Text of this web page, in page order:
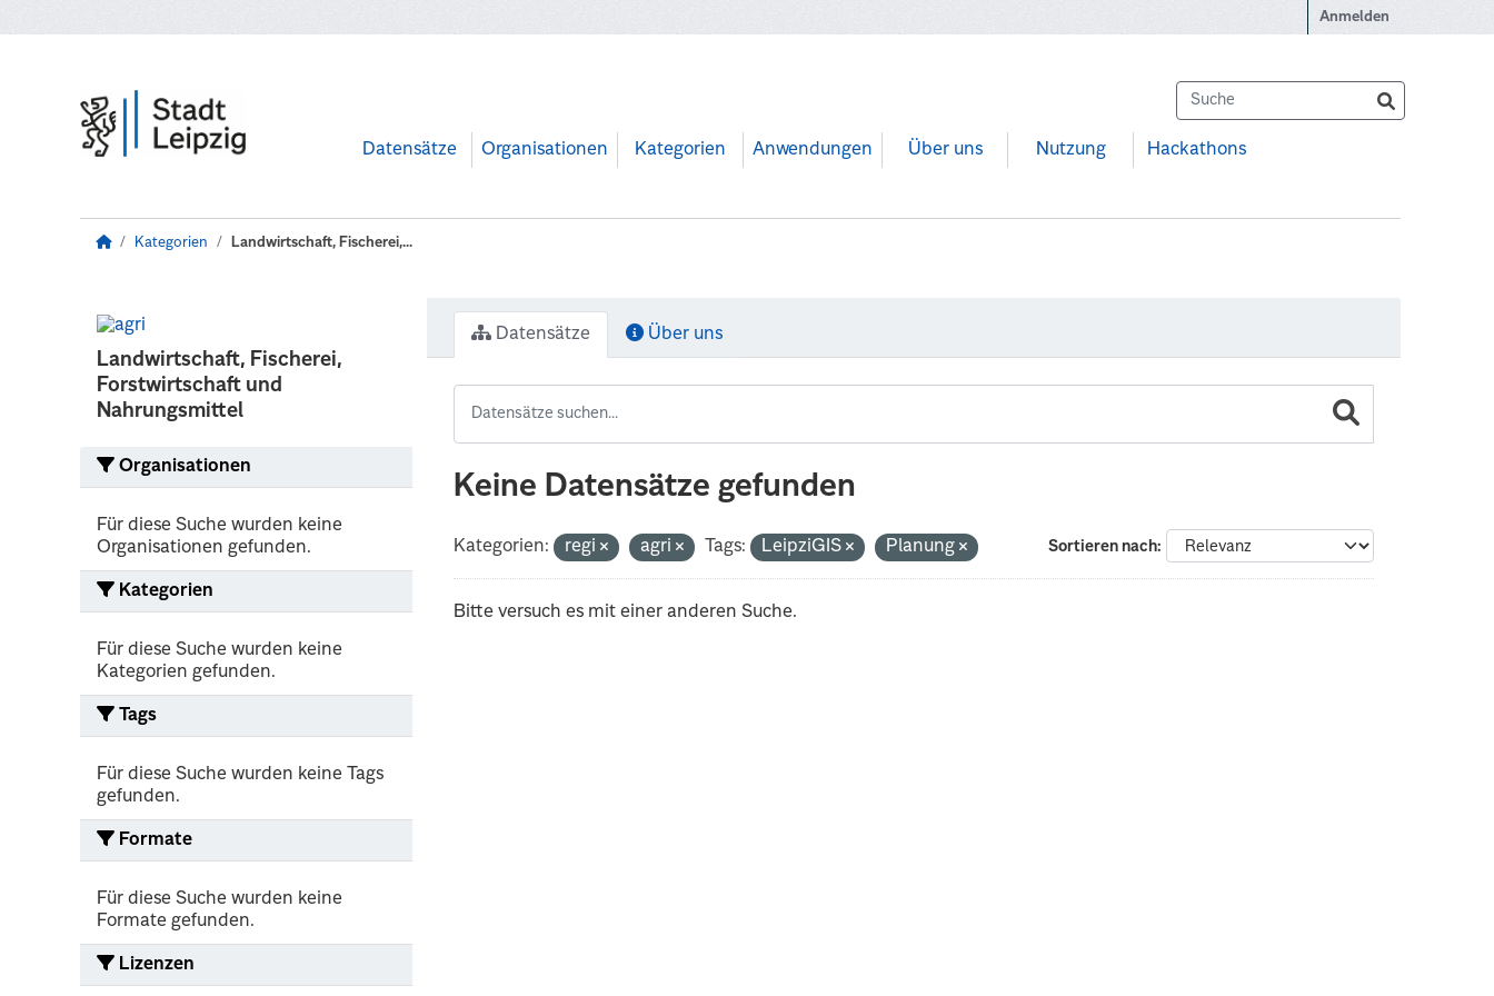
Anmelden
Datensätze Organisationen Kategorien Anwendungen Über uns Nutzung Hackathons
Kategorien Landwirtschaft, Fischerei,...
Landwirtschaft, Fischerei,
Forstwirtschaft und
Nahrungsmittel
Organisationen
Für diese Suche wurden keine
Organisationen gefunden.
Kategorien
Für diese Suche wurden keine
Kategorien gefunden.
Tags
Für diese Suche wurden keine Tags
gefunden.
Formate
Für diese Suche wurden keine
Formate gefunden.
Lizenzen
Datensätze Über uns
Keine Datensätze gefunden
Sortieren nach
Kategorien: regi agri Tags: LeipziGIS Planung
Bitte versuch es mit einer anderen Suche.